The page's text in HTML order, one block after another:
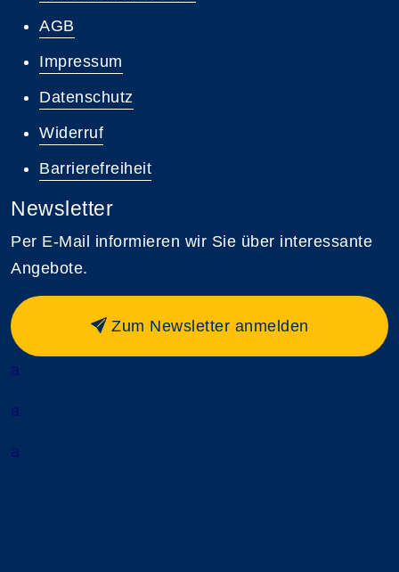
AGB
Impressum
Datenschutz
Widerruf
Barrierefreiheit
Newsletter
Per E-Mail informieren wir Sie über interessante
Angebote.
Zum Newsletter anmelden
a
a
a